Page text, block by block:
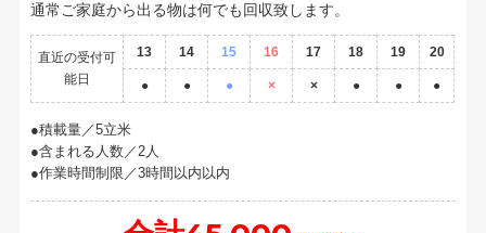
通常ご家庭から出る物は何でも回収致します。
直近の受付可
能日
13 14 15 16 17 18 19 20
● ● ● × × ● ● ●
積載量／5立米
含まれる人数／2人
作業時間制限／3時間以内以内